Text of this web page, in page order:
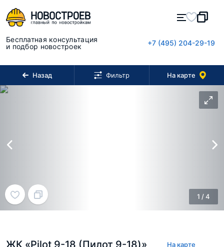
Бесплатная консультация
и подбор новостроек
+7 (495) 204-29-19
Назад Фильтр На карте
ЖК «Pilot 9-18 (Пилот 9-18)» На карте
1 /4